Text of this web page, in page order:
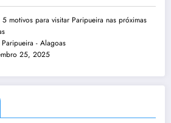
5 motivos para visitar Paripueira nas próximas
- Alagoas
25, 2025